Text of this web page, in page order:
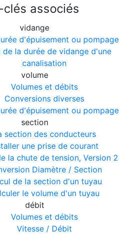
clés associés
vidange
d'épuisement ou pompage
de la durée de vidange d'une
canalisation
volume
Volumes et débits
Conversions diverses
d'épuisement ou pompage
section
section des conducteurs
une prise de courant
la chute de tension, Version 2
Diamètre / Section
de la section d'un tuyau
le volume d'un tuyau
débit
Volumes et débits
Vitesse / Débit